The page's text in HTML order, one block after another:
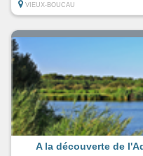
VIEUX-BOUCAU
A la découverte de